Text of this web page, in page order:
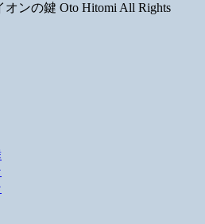
オンの鍵 Oto Hitomi All Rights